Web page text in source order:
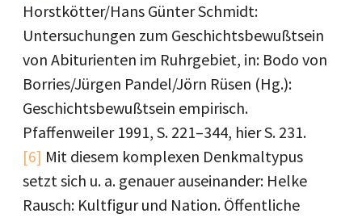
Horstkötter/Hans Günter Schmidt:
Untersuchungen zum Geschichtsbewußtsein
von Abiturienten im Ruhrgebiet, in: Bodo von
Borries/Jürgen Pandel/Jörn Rüsen (Hg.):
Geschichtsbewußtsein empirisch.
Pfaffenweiler 1991, S. 221–344, hier S. 231.
[6] Mit diesem komplexen Denkmaltypus
setzt sich u. a. genauer auseinander: Helke
Rausch: Kultfigur und Nation. Öffentliche